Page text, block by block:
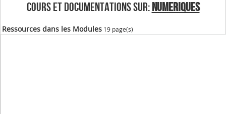
COURS ET DOCUMENTATIONS SUR: NUMERIQUES
Ressources dans les Modules 19 page(s)